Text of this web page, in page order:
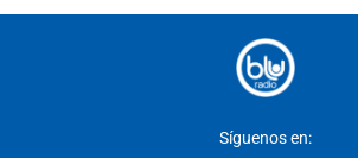
Síguenos en: